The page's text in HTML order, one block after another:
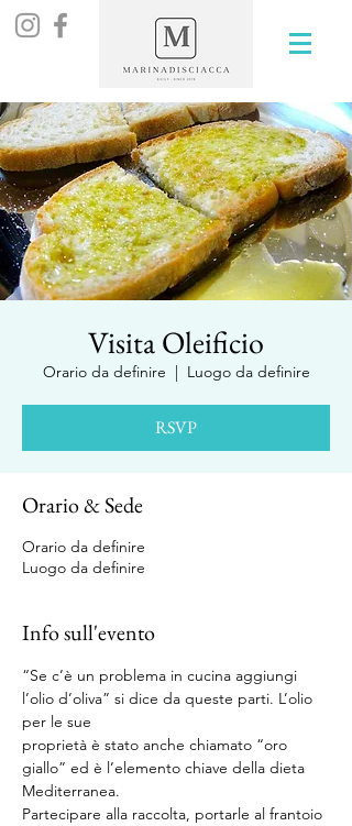
Visita Oleificio
Orario da definire
  |
Luogo da definire
RSVP
Orario & Sede
Orario da definire
Luogo da definire
Info sull'evento
“Se c’è un problema in cucina aggiungi
l’olio d’oliva” si dice da queste parti. L’olio
per le sue
proprietà è stato anche chiamato “oro
giallo” ed è l’elemento chiave della dieta
Mediterranea.
Partecipare alla raccolta, portarle al frantoio